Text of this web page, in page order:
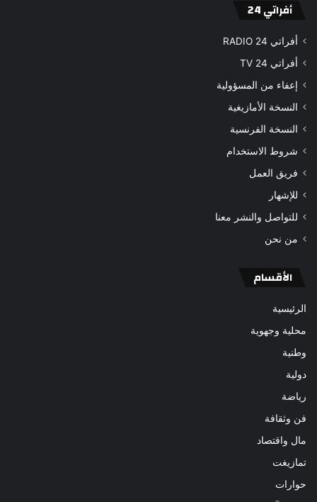
أفراتي 24
أفراتي 24 RADIO
أفراتي 24 TV
إعفاء من المسؤولية
النسخة الأمازيغية
النسخة الفرنسية
شروط الاستخدام
فريق العمل
للإشهار
للتواصل والنشر معنا
من نحن
الأقسام
الرئيسية
محلية وجهوية
وطنية
دولية
رياضة
فن وثقافة
مال واقتصاد
تمازيغت
حوارات